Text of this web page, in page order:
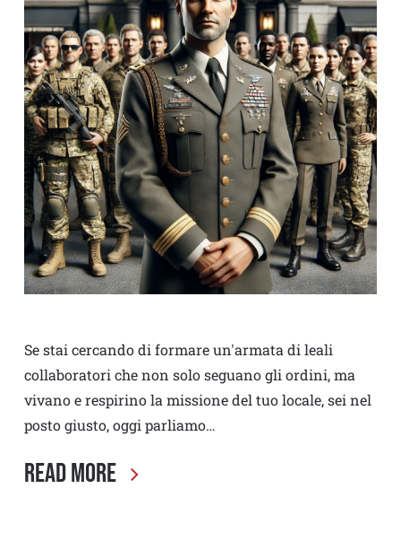
Se stai cercando di formare un'armata di leali
collaboratori che non solo seguano gli ordini, ma
vivano e respirino la missione del tuo locale, sei nel
posto giusto, oggi parliamo…
Read More